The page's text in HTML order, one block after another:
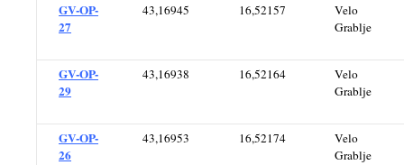
GV-OP-
27
43,16945 16,52157
Velo
Grablje
GV-OP-
29
43,16938 16,52164
Velo
Grablje
GV-OP-
26
43,16953 16,52174
Velo
Grablje